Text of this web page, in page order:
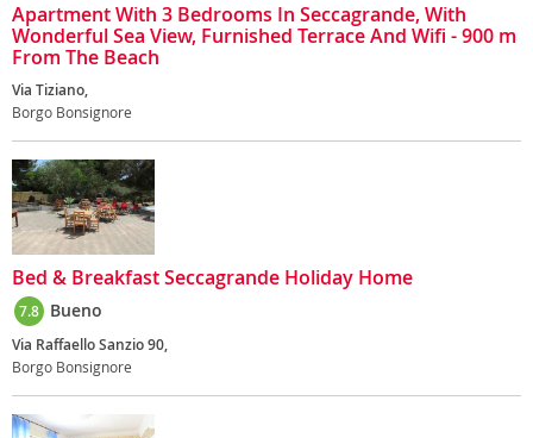
Apartment With 3 Bedrooms In Seccagrande, With
Wonderful Sea View, Furnished Terrace And Wifi - 900 m
From The Beach
Via Tiziano,
Borgo Bonsignore
Bed & Breakfast Seccagrande Holiday Home
7.8 Bueno
Via Raffaello Sanzio 90,
Borgo Bonsignore